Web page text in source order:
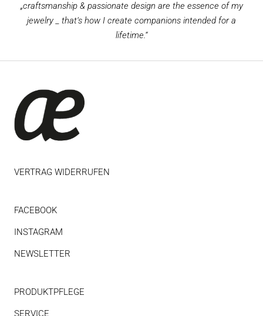
„craftsmanship & passionate design are the essence of my
jewelry _ that‘s how I create companions intended for a
lifetime.“
VERTRAG WIDERRUFEN
FACEBOOK
INSTAGRAM
NEWSLETTER
PRODUKTPFLEGE
SERVICE